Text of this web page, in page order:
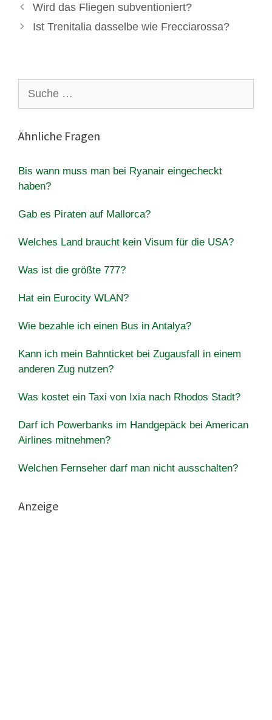
Wird das Fliegen subventioniert?
Ist Trenitalia dasselbe wie Frecciarossa?
nach:
Ähnliche Fragen
Bis wann muss man bei Ryanair eingecheckt
haben?
Gab es Piraten auf Mallorca?
Welches Land braucht kein Visum für die USA?
Was ist die größte 777?
Hat ein Eurocity WLAN?
Wie bezahle ich einen Bus in Antalya?
Kann ich mein Bahnticket bei Zugausfall in einem
anderen Zug nutzen?
Was kostet ein Taxi von Ixia nach Rhodos Stadt?
Darf ich Powerbanks im Handgepäck bei American
Airlines mitnehmen?
Welchen Fernseher darf man nicht ausschalten?
Anzeige